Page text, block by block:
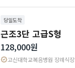
당일도착
근조3단 고급S형
128,000원
verified고신대학교복음병원 장례식장